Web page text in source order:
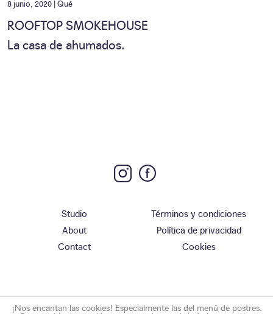
8 junio, 2020 |Qué
ROOFTOP SMOKEHOUSE
La casa de ahumados.
Studio
About
Contact
Términos y condiciones
Política de privacidad
Cookies
¡Nos encantan las cookies! Especialmente las del menú de postres.